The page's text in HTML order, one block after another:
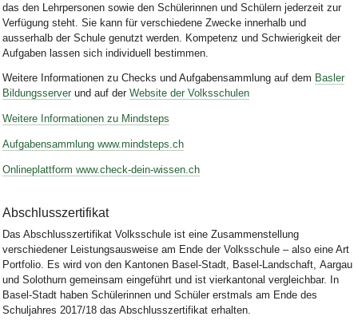
das den Lehrpersonen sowie den Schülerinnen und Schülern jederzeit zur
Verfügung steht. Sie kann für verschiedene Zwecke innerhalb und
ausserhalb der Schule genutzt werden. Kompetenz und Schwierigkeit der
Aufgaben lassen sich individuell bestimmen.
Weitere Informationen zu Checks und Aufgabensammlung auf dem Basler
Bildungsserverund auf der Website der Volksschulen
Weitere Informationen zu Mindsteps
Aufgabensammlung www.mindsteps.ch
Onlineplattform www.check-dein-wissen.ch
Abschlusszertifikat
Das Abschlusszertifikat Volksschule ist eine Zusammenstellung
verschiedener Leistungsausweise am Ende der Volksschule – also eine Art
Portfolio. Es wird von den Kantonen Basel-Stadt, Basel-Landschaft, Aargau
und Solothurn gemeinsam eingeführt und ist vierkantonal vergleichbar. In
Basel-Stadt haben Schülerinnen und Schüler erstmals am Ende des
Schuljahres 2017/18 das Abschlusszertifikat erhalten.